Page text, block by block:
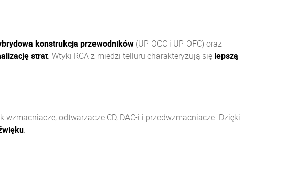
konstrukcja przewodników (UP-OCC i UP-OFC) oraz
strat. Wtyki RCA z miedzi telluru charakteryzują się lepszą
odtwarzacze CD, DAC-i i przedwzmacniacze. Dzięki
.